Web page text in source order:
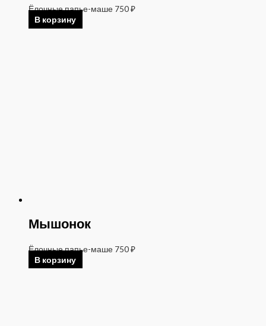
Ёлочные папье-маше 750₽
В корзину
Мышонок
Ёлочные папье-маше 750₽
В корзину